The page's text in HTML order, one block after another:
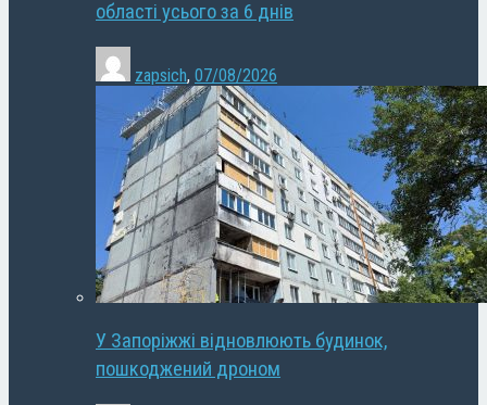
області усього за 6 днів
zapsich, 07/08/2026
У Запоріжжі відновлюють будинок,
пошкоджений дроном